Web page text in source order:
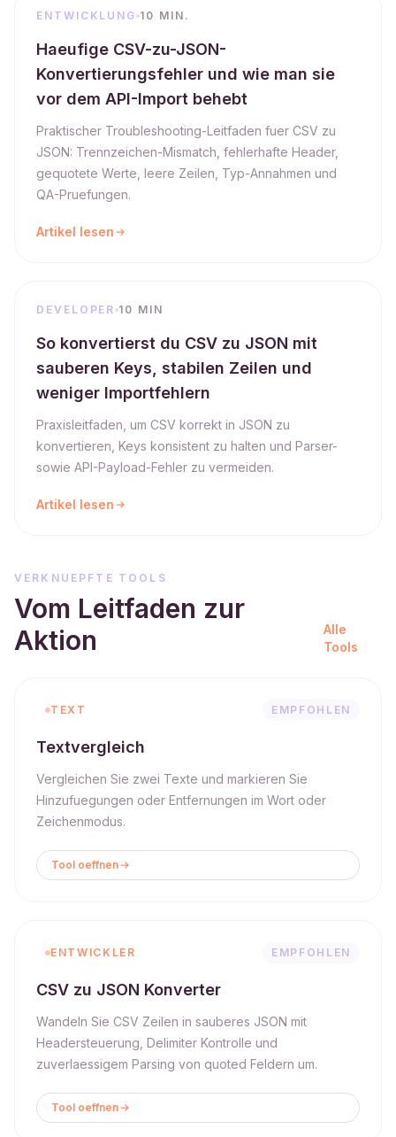
ENTWICKLUNG 10 MIN.
Haeufige CSV-zu-JSON-
Konvertierungsfehler und wie man sie
vor dem API-Import behebt
Praktischer Troubleshooting-Leitfaden fuer CSV zu
JSON: Trennzeichen-Mismatch, fehlerhafte Header,
gequotete Werte, leere Zeilen, Typ-Annahmen und
QA-Pruefungen.
Artikel lesen
DEVELOPER 10 MIN
So konvertierst du CSV zu JSON mit
sauberen Keys, stabilen Zeilen und
weniger Importfehlern
Praxisleitfaden, um CSV korrekt in JSON zu
konvertieren, Keys konsistent zu halten und Parser-
sowie API-Payload-Fehler zu vermeiden.
Artikel lesen
VERKNUEPFTE TOOLS
Vom Leitfaden zur
Aktion
Alle
Tools
TEXT EMPFOHLEN
Textvergleich
Vergleichen Sie zwei Texte und markieren Sie
Hinzufuegungen oder Entfernungen im Wort oder
Zeichenmodus.
Tool oeffnen
ENTWICKLER EMPFOHLEN
CSV zu JSON Konverter
Wandeln Sie CSV Zeilen in sauberes JSON mit
Headersteuerung, Delimiter Kontrolle und
zuverlaessigem Parsing von quoted Feldern um.
Tool oeffnen